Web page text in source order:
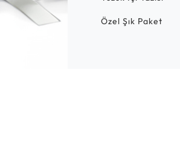
Özel Şık Paket